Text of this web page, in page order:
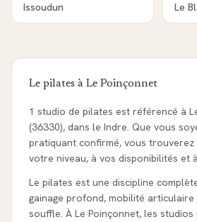
Issoudun Le
Le pilates à Le Poinçonnet
1 studio de pilates est référencé à
(36330), dans le Indre. Que vous
pratiquant confirmé, vous trouverez
votre niveau, à vos disponibilités et
Le pilates est une discipline
gainage profond, mobilité articulaire
souffle. À Le Poinçonnet, les